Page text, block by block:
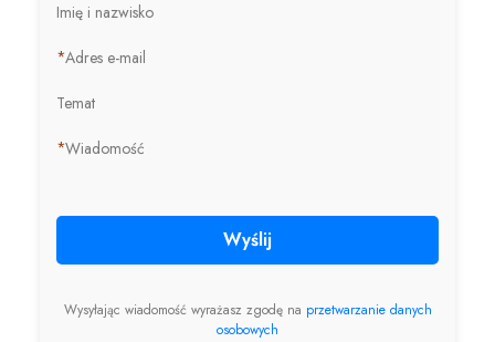
Imię i nazwisko
*Adres e-mail
Temat
*Wiadomość
Wyślij
Wysyłając wiadomość wyrażasz zgodę na przetwarzanie danych
osobowych